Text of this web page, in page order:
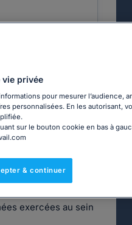
les entrepreneurs
exercées au sein
privée
pour mesurer l’audience,
personnalisées. En les autorisant,
sur le bouton cookie en bas à
& continuer